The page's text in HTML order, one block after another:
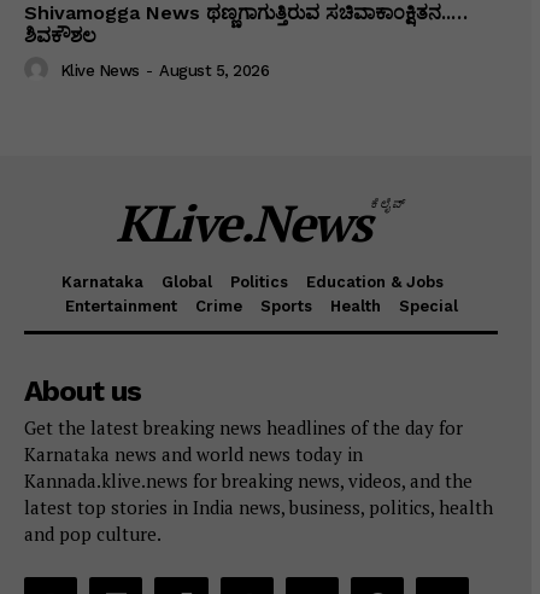
Shivamogga News ಥಣ್ಣಗಾಗುತ್ತಿರುವ ಸಚಿವಾಕಾಂಕ್ಷಿತನ..…
ಶಿವಕೌಶಲ
Klive News - August 5, 2026
KLive.Newsಕೆಲೈವ್
Karnataka Global Politics
Education & Jobs
Entertainment
Crime Sports Health Special
About us
Get the latest breaking news headlines of the day for
Karnataka news and world news today in
Kannada.klive.news for breaking news, videos, and the
latest top stories in India news, business, politics, health
and pop culture.